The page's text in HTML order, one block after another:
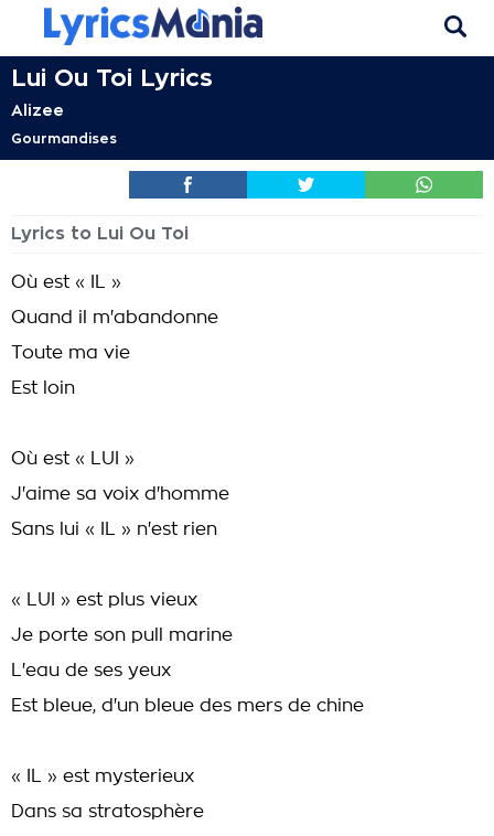
Lui Ou Toi Lyrics
Alizee
Gourmandises
Lyrics to Lui Ou Toi
Où est « IL »
Quand il m'abandonne
Toute ma vie
Est loin
Où est « LUI »
J'aime sa voix d'homme
Sans lui « IL » n'est rien
« LUI » est plus vieux
Je porte son pull marine
L'eau de ses yeux
Est bleue, d'un bleue des mers de chine
« IL » est mysterieux
Dans sa stratosphère